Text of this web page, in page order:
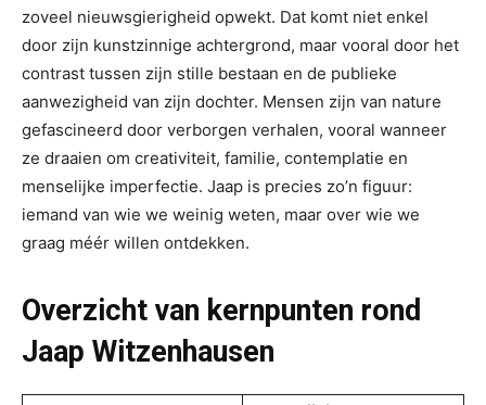
zoveel nieuwsgierigheid opwekt. Dat komt niet enkel
door zijn kunstzinnige achtergrond, maar vooral door het
contrast tussen zijn stille bestaan en de publieke
aanwezigheid van zijn dochter. Mensen zijn van nature
gefascineerd door verborgen verhalen, vooral wanneer
ze draaien om creativiteit, familie, contemplatie en
menselijke imperfectie. Jaap is precies zo’n figuur:
iemand van wie we weinig weten, maar over wie we
graag méér willen ontdekken.
Overzicht van kernpunten rond
Jaap Witzenhausen